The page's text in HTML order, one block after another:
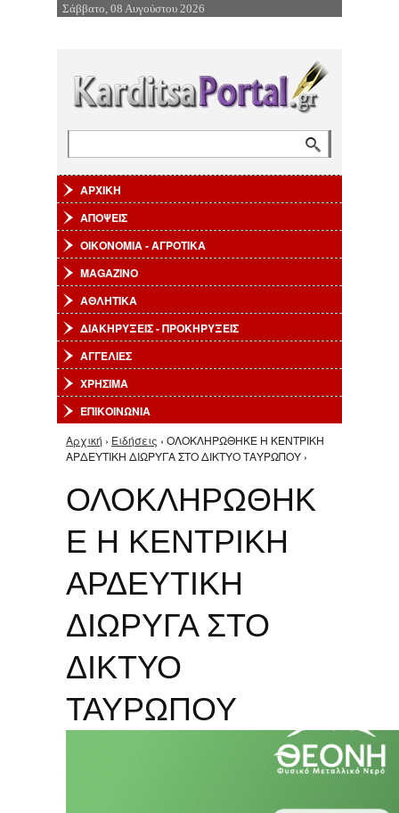
Επιστροφή στην Πλοήγηση
Σάββατο, 08 Αυγούστου 2026
ΑΡΧΙΚΗ
ΑΠΟΨΕΙΣ
ΟΙΚΟΝΟΜΙΑ - ΑΓΡΟΤΙΚΑ
MAGAZINO
ΑΘΛΗΤΙΚΑ
ΔΙΑΚΗΡΥΞΕΙΣ - ΠΡΟΚΗΡΥΞΕΙΣ
ΑΓΓΕΛΙΕΣ
ΧΡΗΣΙΜΑ
ΕΠΙΚΟΙΝΩΝΙΑ
Είστε εδώ
Αρχική › Ειδήσεις › ΟΛΟΚΛΗΡΩΘΗΚΕ Η ΚΕΝΤΡΙΚΗ
ΑΡΔΕΥΤΙΚΗ ΔΙΩΡΥΓΑ ΣΤΟ ΔΙΚΤΥΟ ΤΑΥΡΩΠΟΥ ›
ΟΛΟΚΛΗΡΩΘΗΚ
Ε Η ΚΕΝΤΡΙΚΗ
ΑΡΔΕΥΤΙΚΗ
ΔΙΩΡΥΓΑ ΣΤΟ
ΔΙΚΤΥΟ
ΤΑΥΡΩΠΟΥ